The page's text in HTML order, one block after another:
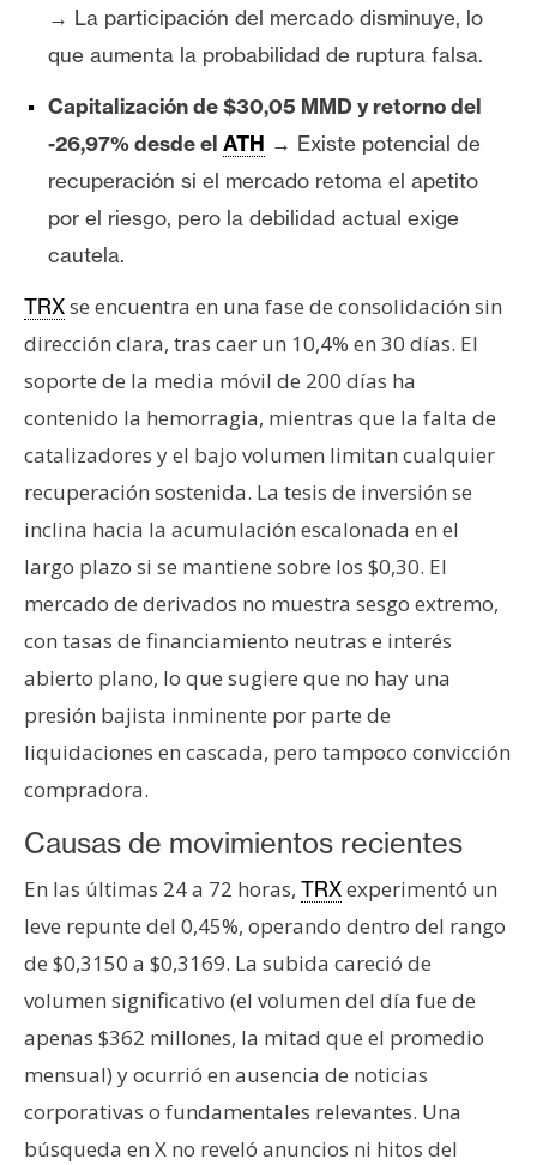
T
m
a
s
R
e
c
u
r
o
s
C
o
n
t
c
t
o
y
u
b
i
c
i
a
d
→ La participación del mercado disminuye, lo
que aumenta la probabilidad de ruptura falsa.
Capitalización de $30,05 MMD y retorno del
-26,97% desde el ATH → Existe potencial de
recuperación si el mercado retoma el apetito
por el riesgo, pero la debilidad actual exige
cautela.
TRXse encuentra en una fase de consolidación sin
dirección clara, tras caer un 10,4% en 30 días. El
soporte de la media móvil de 200 días ha
contenido la hemorragia, mientras que la falta de
catalizadores y el bajo volumen limitan cualquier
recuperación sostenida. La tesis de inversión se
inclina hacia la acumulación escalonada en el
largo plazo si se mantiene sobre los $0,30. El
mercado de derivados no muestra sesgo extremo,
con tasas de financiamiento neutras e interés
abierto plano, lo que sugiere que no hay una
presión bajista inminente por parte de
liquidaciones en cascada, pero tampoco convicción
compradora.
Causas de movimientos recientes
En las últimas 24 a 72 horas, TRXexperimentó un
leve repunte del 0,45%, operando dentro del rango
de $0,3150 a $0,3169. La subida careció de
volumen significativo (el volumen del día fue de
apenas $362 millones, la mitad que el promedio
mensual) y ocurrió en ausencia de noticias
corporativas o fundamentales relevantes. Una
búsqueda en X no reveló anuncios ni hitos del